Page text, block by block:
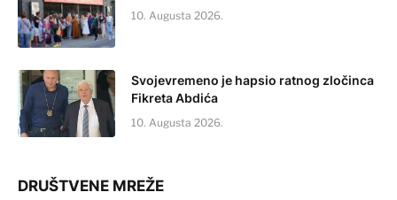
10. Augusta 2026.
Svojevremeno je hapsio ratnog zločinca
Fikreta Abdića
10. Augusta 2026.
DRUŠTVENE MREŽE